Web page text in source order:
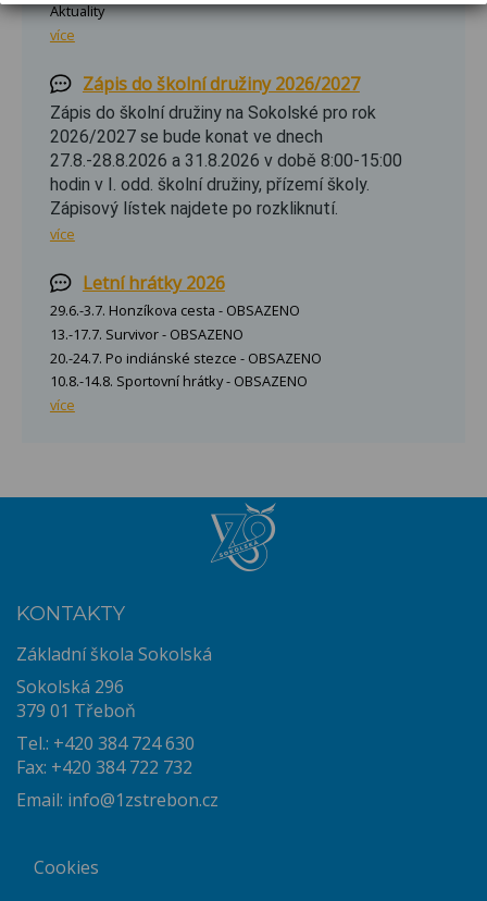
Aktuality
více
Zápis do školní družiny 2026/2027
Zápis do školní družiny na Sokolské pro rok
2026/2027 se bude konat ve dnech
27.8.-28.8.2026 a 31.8.2026 v době 8:00-15:00
hodin v I. odd. školní družiny, přízemí školy.
Zápisový lístek najdete po rozkliknutí.
více
Letní hrátky 2026
29.6.-3.7. Honzíkova cesta - OBSAZENO
13.-17.7. Survivor - OBSAZENO
20.-24.7. Po indiánské stezce - OBSAZENO
10.8.-14.8. Sportovní hrátky - OBSAZENO
více
KONTAKTY
Základní škola Sokolská
Sokolská 296
379 01 Třeboň
Tel.: +420 384 724 630
Fax: +420 384 722 732
Email: info@1zstrebon.cz
Cookies